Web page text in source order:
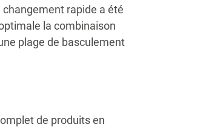
rapide a été
la combinaison
plage de basculement
de produits en